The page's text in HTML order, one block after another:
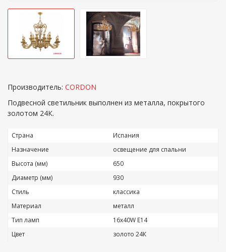
Производитель: CORDON
Подвесной светильник выполнен из металла, покрытого
золотом 24К.
Страна
Испания
Назначение
освещение для спальни
Высота (мм)
650
Диаметр (мм)
930
Стиль
классика
Материал
металл
Тип ламп
16x40W E14
Цвет
золото 24К